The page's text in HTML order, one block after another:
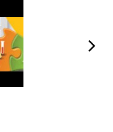
next